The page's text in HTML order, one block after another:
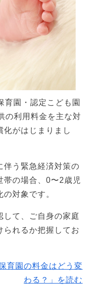
育園・認定こども園
の利用料金を主な対
化がはじまりまし
伴う緊急経済対策の
帯の場合、0〜2歳児
対象です。
して、ご自身の家庭
られるか把握してお
育園の料金はどう変
わる？」を読む